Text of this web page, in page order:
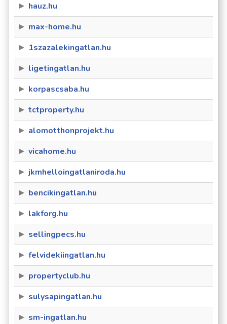
hauz.hu
max-home.hu
1szazalekingatlan.hu
ligetingatlan.hu
korpascsaba.hu
tctproperty.hu
alomotthonprojekt.hu
vicahome.hu
jkmhelloingatlaniroda.hu
bencikingatlan.hu
lakforg.hu
sellingpecs.hu
felvidekiingatlan.hu
propertyclub.hu
sulysapingatlan.hu
sm-ingatlan.hu